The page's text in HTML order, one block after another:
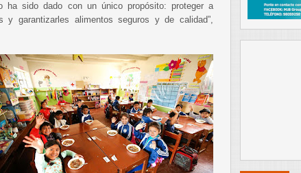
ha sido dado con un único propósito: proteger a
y garantizarles alimentos seguros y de calidad”,